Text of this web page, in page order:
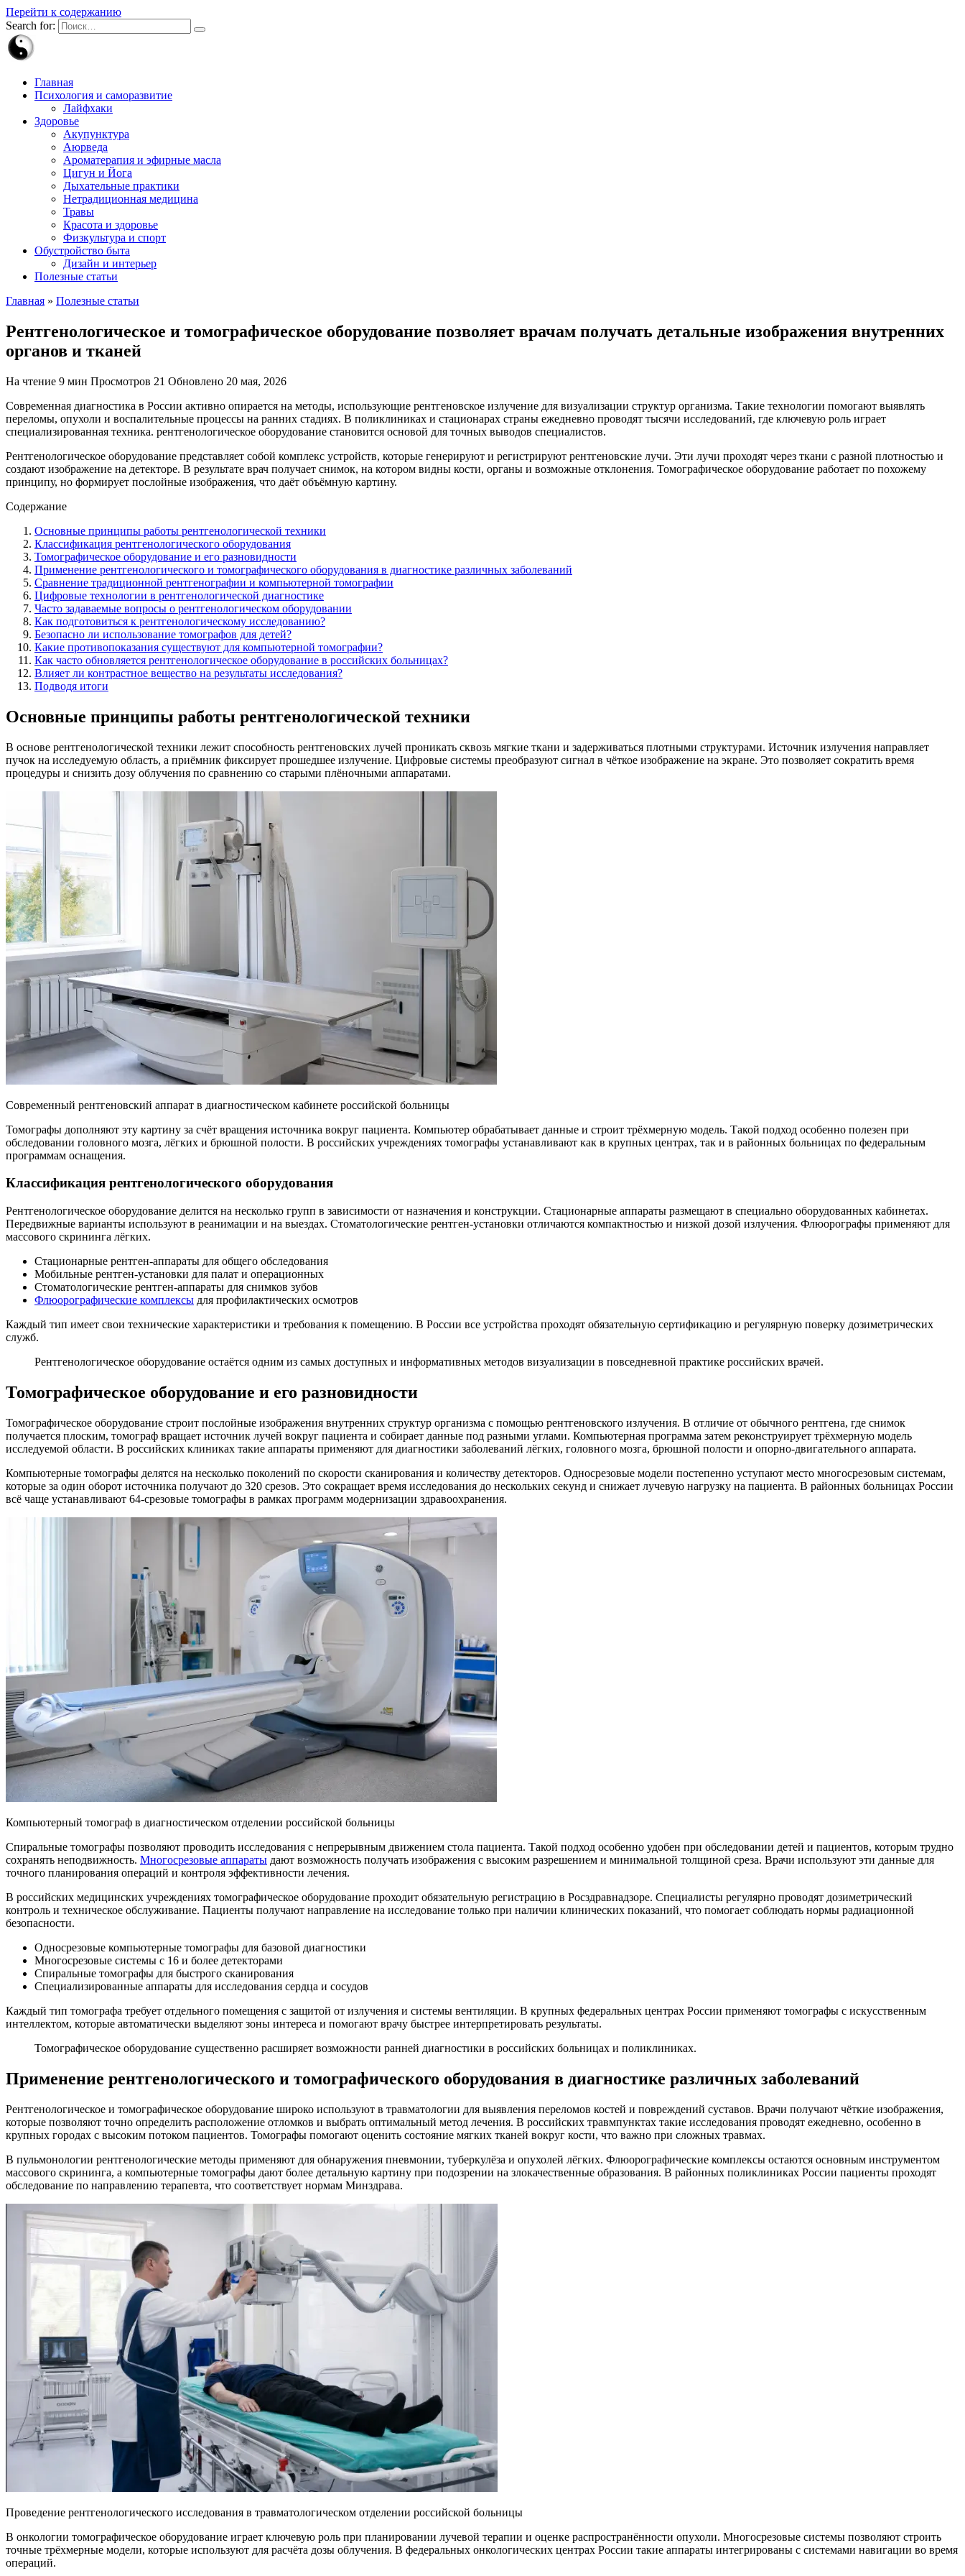
Перейти к содержанию
Search for:
Главная
Психология и саморазвитие
Лайфхаки
Здоровье
Акупунктура
Аюрведа
Ароматерапия и эфирные масла
Цигун и Йога
Дыхательные практики
Нетрадиционная медицина
Травы
Красота и здоровье
Физкультура и спорт
Обустройство быта
Дизайн и интерьер
Полезные статьи
Главная » Полезные статьи
Рентгенологическое и томографическое оборудование позволяет врачам получать детальные изображения внутренних
органов и тканей
На чтение 9 мин Просмотров 21 Обновлено 20 мая, 2026
Современная диагностика в России активно опирается на методы, использующие рентгеновское излучение для визуализации структур организма. Такие технологии помогают выявлять
переломы, опухоли и воспалительные процессы на ранних стадиях. В поликлиниках и стационарах страны ежедневно проводят тысячи исследований, где ключевую роль играет
специализированная техника. рентгенологическое оборудование становится основой для точных выводов специалистов.
Рентгенологическое оборудование представляет собой комплекс устройств, которые генерируют и регистрируют рентгеновские лучи. Эти лучи проходят через ткани с разной плотностью и
создают изображение на детекторе. В результате врач получает снимок, на котором видны кости, органы и возможные отклонения. Томографическое оборудование работает по похожему
принципу, но формирует послойные изображения, что даёт объёмную картину.
Содержание
Основные принципы работы рентгенологической техники
Классификация рентгенологического оборудования
Томографическое оборудование и его разновидности
Применение рентгенологического и томографического оборудования в диагностике различных заболеваний
Сравнение традиционной рентгенографии и компьютерной томографии
Цифровые технологии в рентгенологической диагностике
Часто задаваемые вопросы о рентгенологическом оборудовании
Как подготовиться к рентгенологическому исследованию?
Безопасно ли использование томографов для детей?
Какие противопоказания существуют для компьютерной томографии?
Как часто обновляется рентгенологическое оборудование в российских больницах?
Влияет ли контрастное вещество на результаты исследования?
Подводя итоги
Основные принципы работы рентгенологической техники
В основе рентгенологической техники лежит способность рентгеновских лучей проникать сквозь мягкие ткани и задерживаться плотными структурами. Источник излучения направляет
пучок на исследуемую область, а приёмник фиксирует прошедшее излучение. Цифровые системы преобразуют сигнал в чёткое изображение на экране. Это позволяет сократить время
процедуры и снизить дозу облучения по сравнению со старыми плёночными аппаратами.
Современный рентгеновский аппарат в диагностическом кабинете российской больницы
Томографы дополняют эту картину за счёт вращения источника вокруг пациента. Компьютер обрабатывает данные и строит трёхмерную модель. Такой подход особенно полезен при
обследовании головного мозга, лёгких и брюшной полости. В российских учреждениях томографы устанавливают как в крупных центрах, так и в районных больницах по федеральным
программам оснащения.
Классификация рентгенологического оборудования
Рентгенологическое оборудование делится на несколько групп в зависимости от назначения и конструкции. Стационарные аппараты размещают в специально оборудованных кабинетах.
Передвижные варианты используют в реанимации и на выездах. Стоматологические рентген-установки отличаются компактностью и низкой дозой излучения. Флюорографы применяют для
массового скрининга лёгких.
Стационарные рентген-аппараты для общего обследования
Мобильные рентген-установки для палат и операционных
Стоматологические рентген-аппараты для снимков зубов
Флюорографические комплексы для профилактических осмотров
Каждый тип имеет свои технические характеристики и требования к помещению. В России все устройства проходят обязательную сертификацию и регулярную поверку дозиметрических
служб.
Рентгенологическое оборудование остаётся одним из самых доступных и информативных методов визуализации в повседневной практике российских врачей.
Томографическое оборудование и его разновидности
Томографическое оборудование строит послойные изображения внутренних структур организма с помощью рентгеновского излучения. В отличие от обычного рентгена, где снимок
получается плоским, томограф вращает источник лучей вокруг пациента и собирает данные под разными углами. Компьютерная программа затем реконструирует трёхмерную модель
исследуемой области. В российских клиниках такие аппараты применяют для диагностики заболеваний лёгких, головного мозга, брюшной полости и опорно-двигательного аппарата.
Компьютерные томографы делятся на несколько поколений по скорости сканирования и количеству детекторов. Односрезовые модели постепенно уступают место многосрезовым системам,
которые за один оборот источника получают до 320 срезов. Это сокращает время исследования до нескольких секунд и снижает лучевую нагрузку на пациента. В районных больницах России
всё чаще устанавливают 64-срезовые томографы в рамках программ модернизации здравоохранения.
Компьютерный томограф в диагностическом отделении российской больницы
Спиральные томографы позволяют проводить исследования с непрерывным движением стола пациента. Такой подход особенно удобен при обследовании детей и пациентов, которым трудно
сохранять неподвижность. Многосрезовые аппараты дают возможность получать изображения с высоким разрешением и минимальной толщиной среза. Врачи используют эти данные для
точного планирования операций и контроля эффективности лечения.
В российских медицинских учреждениях томографическое оборудование проходит обязательную регистрацию в Росздравнадзоре. Специалисты регулярно проводят дозиметрический
контроль и техническое обслуживание. Пациенты получают направление на исследование только при наличии клинических показаний, что помогает соблюдать нормы радиационной
безопасности.
Односрезовые компьютерные томографы для базовой диагностики
Многосрезовые системы с 16 и более детекторами
Спиральные томографы для быстрого сканирования
Специализированные аппараты для исследования сердца и сосудов
Каждый тип томографа требует отдельного помещения с защитой от излучения и системы вентиляции. В крупных федеральных центрах России применяют томографы с искусственным
интеллектом, которые автоматически выделяют зоны интереса и помогают врачу быстрее интерпретировать результаты.
Томографическое оборудование существенно расширяет возможности ранней диагностики в российских больницах и поликлиниках.
Применение рентгенологического и томографического оборудования в диагностике различных заболеваний
Рентгенологическое и томографическое оборудование широко используют в травматологии для выявления переломов костей и повреждений суставов. Врачи получают чёткие изображения,
которые позволяют точно определить расположение отломков и выбрать оптимальный метод лечения. В российских травмпунктах такие исследования проводят ежедневно, особенно в
крупных городах с высоким потоком пациентов. Томографы помогают оценить состояние мягких тканей вокруг кости, что важно при сложных травмах.
В пульмонологии рентгенологические методы применяют для обнаружения пневмонии, туберкулёза и опухолей лёгких. Флюорографические комплексы остаются основным инструментом
массового скрининга, а компьютерные томографы дают более детальную картину при подозрении на злокачественные образования. В районных поликлиниках России пациенты проходят
обследование по направлению терапевта, что соответствует нормам Минздрава.
Проведение рентгенологического исследования в травматологическом отделении российской больницы
В онкологии томографическое оборудование играет ключевую роль при планировании лучевой терапии и оценке распространённости опухоли. Многосрезовые системы позволяют строить
точные трёхмерные модели, которые используют для расчёта дозы облучения. В федеральных онкологических центрах России такие аппараты интегрированы с системами навигации во время
операций.